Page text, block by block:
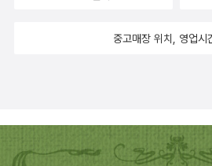
기회로 삼는 이들도 있었다. 박경리는 그러한
면서 “사람들의 삶의 방식”이 어떻게 바
회, 경제 전반의 문제와 어떻게 관계 맺고
중고매장 위치, 영업시